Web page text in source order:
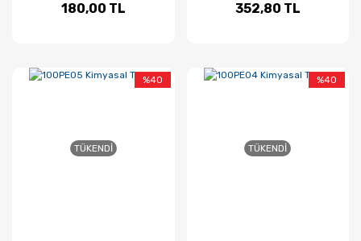
180,00 TL 352,80 TL
%40
TÜKENDI
%40
TÜKENDI